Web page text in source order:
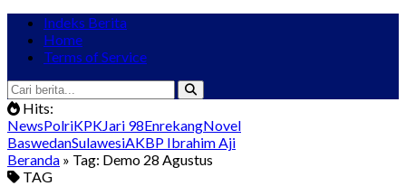
Indeks Berita
Home
Terms of Service
Hits:
NewsPolriKPKJari 98EnrekangNovel
BaswedanSulawesiAKBP Ibrahim Aji
Beranda » Tag: Demo 28 Agustus
TAG